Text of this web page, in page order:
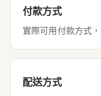
付款方式
實際可用付款方式
配送方式